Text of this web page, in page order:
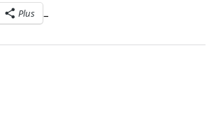
Plus